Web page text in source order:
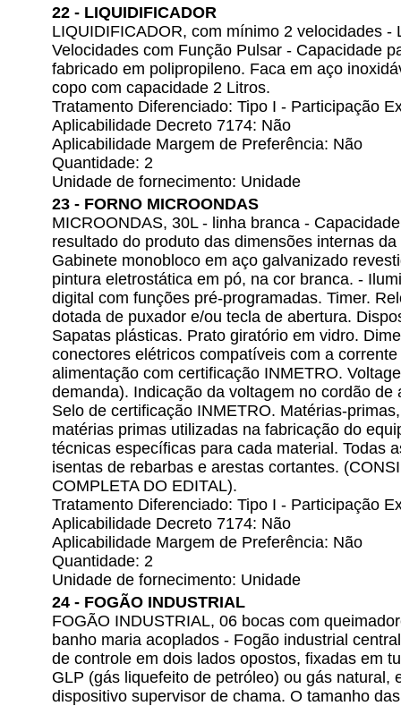
22 - LIQUIDIFICADOR
LIQUIDIFICADOR, com mínimo 2 velocidades -
Velocidades com Função Pulsar - Capacidade
fabricado em polipropileno. Faca em aço
copo com capacidade 2 Litros.
Tratamento Diferenciado: Tipo I - Participação
Aplicabilidade Decreto 7174: Não
Aplicabilidade Margem de Preferência: Não
Quantidade: 2
Unidade de fornecimento: Unidade
23 - FORNO MICROONDAS
MICROONDAS, 30L - linha branca -
resultado do produto das dimensões internas
Gabinete monobloco em aço galvanizado
pintura eletrostática em pó, na cor branca. -
digital com funções pré-programadas. Timer.
dotada de puxador e/ou tecla de abertura.
Sapatas plásticas. Prato giratório em vidro.
conectores elétricos compatíveis com a
alimentação com certificação INMETRO.
demanda). Indicação da voltagem no cordão
Selo de certificação INMETRO. Matérias-
matérias primas utilizadas na fabricação do
técnicas específicas para cada material. Todas
isentas de rebarbas e arestas cortantes.
COMPLETA DO EDITAL).
Tratamento Diferenciado: Tipo I - Participação
Aplicabilidade Decreto 7174: Não
Aplicabilidade Margem de Preferência: Não
Quantidade: 2
Unidade de fornecimento: Unidade
24 - FOGÃO INDUSTRIAL
FOGÃO INDUSTRIAL, 06 bocas com
banho maria acoplados - Fogão industrial
de controle em dois lados opostos, fixadas em
GLP (gás liquefeito de petróleo) ou gás natural,
dispositivo supervisor de chama. O tamanho